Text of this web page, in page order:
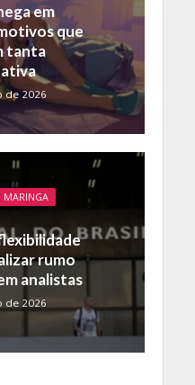
em
que
tanta
de 2026
MARINGA
rumo
analistas
de 2026